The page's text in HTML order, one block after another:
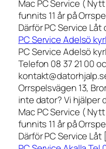
Mac PC Service (
funnits 11 år på
Därför PC Service Låt
PC Service Adelsö
PC Service Adelsö
Telefon 08 37 21 00
Orrspelsvägen 13,
inte dator? Vi hjälper
Mac PC Service (
funnits 11 år på
Därför PC Service Låt